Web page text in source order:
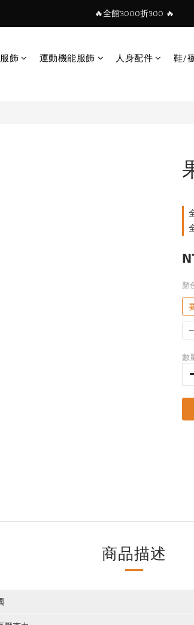
🔥全館3000折300 🔥
飾 運動機能服飾 人身配件 鞋/
顏
數
商品描述